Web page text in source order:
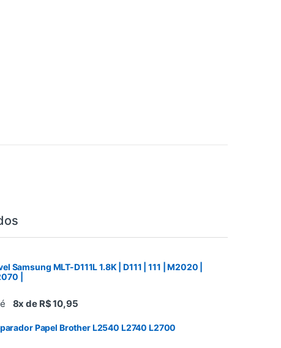
Samsung MLT-D111L 1.8K | D111 | 111 | M2020 |
|
8x de R$ 10,95
Papel Brother L2540 L2740 L2700